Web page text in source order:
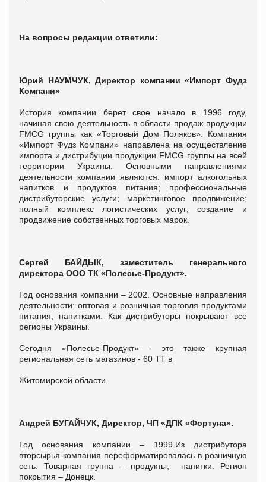
На вопросы редакции ответили:
Юрий НАУМЧУК, Директор компании«Импорт Фудз
Компани»
История компании берет свое начало в 1996 году,
начиная свою деятельность в области продаж продукции
FMCG группы как «Торговый Дом Поляков». Компания
«Импорт Фудз Компани» направлена на осуществление
импорта и дистрибуции продукции FMCG группы на всей
территории Украины. Основными направлениями
деятельности компании являются: импорт алкогольных
напитков и продуктов питания; профессиональные
дистрибуторские услуги; маркетинговое продвижение;
полный комплекс логистических услуг; создание и
продвижение собственных торговых марок.
Сергей БАЙДЫК, заместитель генерального
директора ООО ТК «Полесье-Продукт».
Год основания компании – 2002. Основные направления
деятельности: оптовая и розничная торговля продуктами
питания, напитками. Как дистрибуторы покрывают все
регионы Украины.
Сегодня «Полесье-Продукт» - это также крупная
региональная сеть магазинов - 60 ТТ в
Житомирской области.
Андрей БУГАЙЧУК, Директор, ЧП «ДПК «Фортуна».
Год основания компании – 1999.Из дистрибутора
вторсырья компания переформатировалась в розничную
сеть. Товарная группа – продукты, напитки. Регион
покрытия – Донецк.